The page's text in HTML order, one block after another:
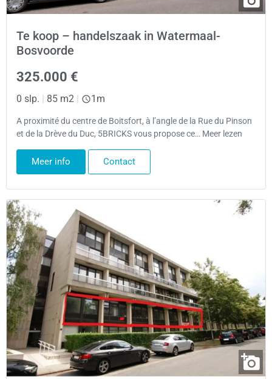
Te koop – handelszaak in Watermaal-
Bosvoorde
325.000 €
0 slp. | 85 m2 | 1m
A proximité du centre de Boitsfort, à l’angle de la Rue du Pinson
et de la Drève du Duc, 5BRICKS vous propose ce… Meer lezen
Meer info Contact